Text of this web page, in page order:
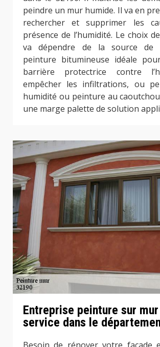
peindre un mur humide. Il va en
rechercher et supprimer les
présence de l’humidité. Le choix
va dépendre de la source de
peinture bitumineuse idéale
barrière protectrice contre
empêcher les infiltrations, ou
humidité ou peinture au
une marge palette de solution
Entreprise peinture sur
service dans le